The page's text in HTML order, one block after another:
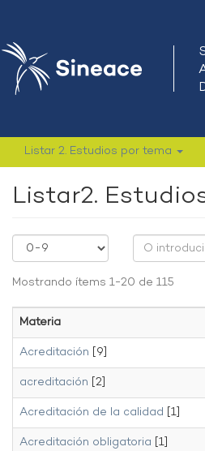
Listar 2. Estudios por tema
Listar2.
Mostrando ítems 1-20 de 115
Materia
Acreditación [9]
acreditación [2]
Acreditación de la calidad [1]
Acreditación obligatoria [1]